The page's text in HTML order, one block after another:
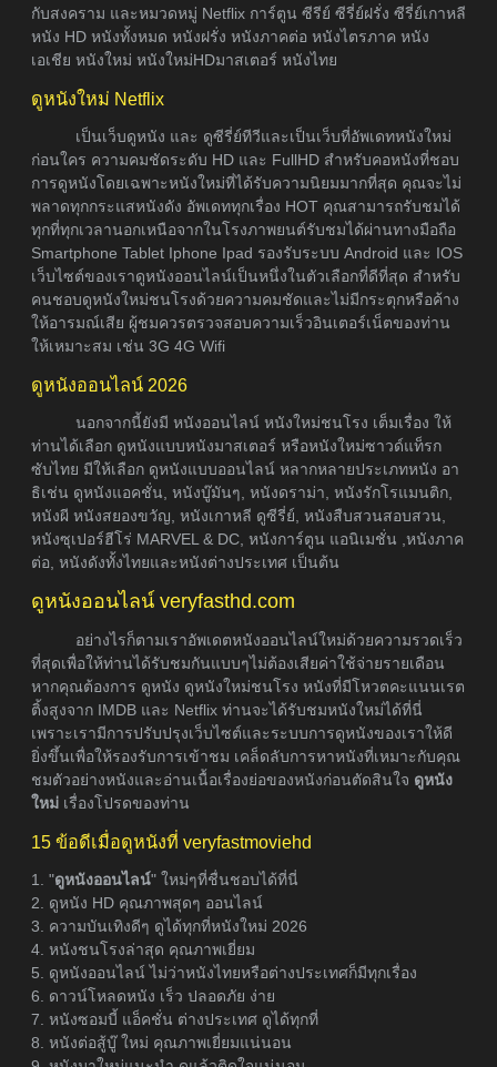
กับสงคราม และหมวดหมู่ Netflix การ์ตูน ซีรีย์ ซีรี่ย์ฝรั่ง ซีรี่ย์เกาหลี
หนัง HD หนังทั้งหมด หนังฝรั่ง หนังภาคต่อ หนังไตรภาค หนัง
เอเชีย หนังใหม่ หนังใหม่HDมาสเตอร์ หนังไทย
ดูหนังใหม่ Netflix
เป็นเว็บดูหนัง และ ดูซีรี่ย์ทีวีและเป็นเว็บที่อัพเดทหนังใหม่
ก่อนใคร ความคมชัดระดับ HD และ FullHD สำหรับคอหนังที่ชอบ
การดูหนังโดยเฉพาะหนังใหม่ที่ได้รับความนิยมมากที่สุด คุณจะไม่
พลาดทุกกระแสหนังดัง อัพเดททุกเรื่อง HOT คุณสามารถรับชมได้
ทุกที่ทุกเวลานอกเหนือจากในโรงภาพยนต์รับชมได้ผ่านทางมือถือ
Smartphone Tablet Iphone Ipad รองรับระบบ Android และ IOS
เว็บไซต์ของเราดูหนังออนไลน์เป็นหนึ่งในตัวเลือกที่ดีที่สุด สำหรับ
คนชอบดูหนังใหม่ชนโรงด้วยความคมชัดและไม่มีกระตุกหรือค้าง
ให้อารมณ์เสีย ผู้ชมควรตรวจสอบความเร็วอินเตอร์เน็ตของท่าน
ให้เหมาะสม เช่น 3G 4G Wifi
ดูหนังออนไลน์ 2026
นอกจากนี้ยังมี หนังออนไลน์ หนังใหม่ชนโรง เต็มเรื่อง ให้
ท่านได้เลือก ดูหนังแบบหนังมาสเตอร์ หรือหนังใหม่ซาวด์แท็รก
ซับไทย มีให้เลือก ดูหนังแบบออนไลน์ หลากหลายประเภทหนัง อา
ธิเช่น ดูหนังแอคชั่น, หนังบู๊มันๆ, หนังดราม่า, หนังรักโรแมนติก,
หนังผี หนังสยองขวัญ, หนังเกาหลี ดูซีรี่ย์, หนังสืบสวนสอบสวน,
หนังซุเปอร์ฮีโร่ MARVEL & DC, หนังการ์ตูน แอนิเมชั่น ,หนังภาค
ต่อ, หนังดังทั้งไทยและหนังต่างประเทศ เป็นต้น
ดูหนังออนไลน์ veryfasthd.com
อย่างไรก็ตามเราอัพเดตหนังออนไลน์ใหม่ด้วยความรวดเร็ว
ที่สุดเพื่อให้ท่านได้รับชมกันแบบๆไม่ต้องเสียค่าใช้จ่ายรายเดือน
หากคุณต้องการ ดูหนัง ดูหนังใหม่ชนโรง หนังที่มีโหวตคะแนนเรต
ติ้งสูงจาก IMDB และ Netflix ท่านจะได้รับชมหนังใหม่ได้ที่นี่
เพราะเรามีการปรับปรุงเว็บไซต์และระบบการดูหนังของเราให้ดี
ยิ่งขึ้นเพื่อให้รองรับการเข้าชม เคล็ดลับการหาหนังที่เหมาะกับคุณ
ชมตัวอย่างหนังและอ่านเนื้อเรื่องย่อของหนังก่อนตัดสินใจ ดูหนัง
ใหม่ เรื่องโปรดของท่าน
15 ข้อดีเมื่อดูหนังที่ veryfastmoviehd
1. "ดูหนังออนไลน์" ใหม่ๆที่ชื่นชอบได้ที่นี่
2. ดูหนัง HD คุณภาพสุดๆ ออนไลน์
3. ความบันเทิงดีๆ ดูได้ทุกที่หนังใหม่ 2026
4. หนังชนโรงล่าสุด คุณภาพเยี่ยม
5. ดูหนังออนไลน์ ไม่ว่าหนังไทยหรือต่างประเทศก็มีทุกเรื่อง
6. ดาวน์โหลดหนัง เร็ว ปลอดภัย ง่าย
7. หนังซอมบี้ แอ็คชั่น ต่างประเทศ ดูได้ทุกที่
8. หนังต่อสู้บู๊ ใหม่ คุณภาพเยี่ยมแน่นอน